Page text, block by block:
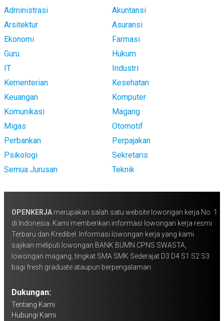
Administrasi
Akuntansi
Arsitektur
Asuransi
Ekonomi
Farmasi
Guru
Hukum
IT
Industri
Kementerian
Kesehatan
Keuangan
Komputer
Komunikasi
Magang
Migas
Otomotif
Perbankan
Perpajakan
Psikologi
Sekretaris
Semua Jurusan
Teknik
OPENKERJA merupakan salah satu website lowongan kerja No. 1
di Indonesia. Kami memberikan informasi lowongan kerja resmi
Terbaru dan Kredibel. Informasi lowongan kerja yang kami
sajikan meliputi lowongan BANK BUMN CPNS SWASTA,
lowongan magang, tingkat SMA SMK Sederajat D3 D4 S1 S2 S3
bagi fresh graduate ataupun berpengalaman.
Dukungan:
Tentang Kami
Hubungi Kami